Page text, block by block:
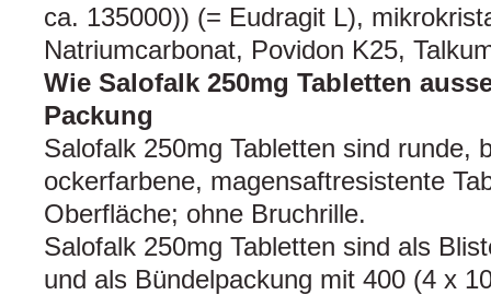
ca. 135000)) (= Eudragit L),
Natriumcarbonat, Povidon K25,
Wie Salofalk 250mg Tabletten
Packung
Salofalk 250mg Tabletten sind runde,
ockerfarbene, magensaftresistente
Oberfläche; ohne Bruchrille.
Salofalk 250mg Tabletten sind als
und als Bündelpackung mit 400 (4 x